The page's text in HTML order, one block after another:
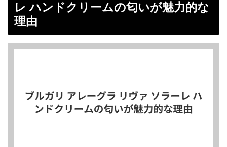
レ ハンドクリームの匂いが魅力的な
理由